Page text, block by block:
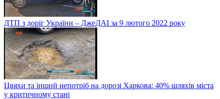
ДТП з доріг України – ДжеДАІ за 9 лютого 2022 року
Цвяхи та інший непотріб на дорозі Харкова: 40% шляхів міста
у критичному стані